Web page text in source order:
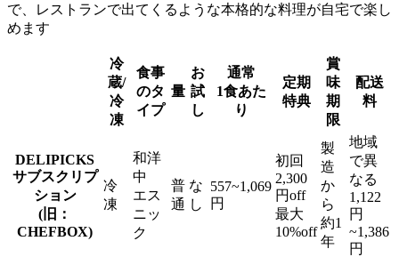
で、レストランで出てくるような本格的な料理が自宅で楽し
めます
冷
蔵/
冷
凍
食事
のタ
イプ
量
お
試
し
通常
1食あた
り
定期
特典
賞
味
期
限
配送
料
DELIPICKS
サブスクリプ
ション
(旧：
CHEFBOX)
冷
凍
和洋
中
エス
ニッ
ク
普
通
な
し
557~1,069
円
初回
2,300
円off
最大
10%off
製
造
か
ら
約1
年
地域
で異
なる
1,122
円
~1,386
円